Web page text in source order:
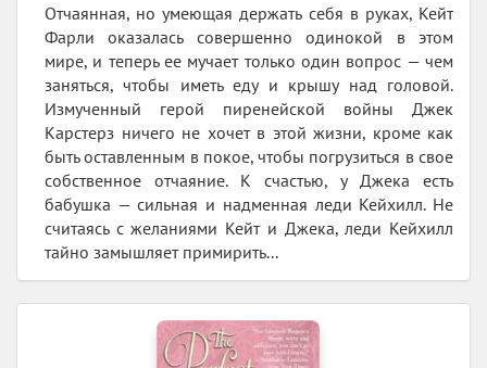
Отчаянная, но умеющая держать себя в руках, Кейт
Фарли оказалась совершенно одинокой в этом
мире, и теперь ее мучает только один вопрос — чем
заняться, чтобы иметь еду и крышу над головой.
Измученный герой пиренейской войны Джек
Карстерз ничего не хочет в этой жизни, кроме как
быть оставленным в покое, чтобы погрузиться в свое
собственное отчаяние. К счастью, у Джека есть
бабушка — сильная и надменная леди Кейхилл. Не
считаясь с желаниями Кейт и Джека, леди Кейхилл
тайно замышляет примирить...